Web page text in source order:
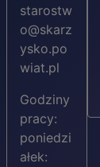
starostw
o@skarz
ysko.po
wiat.pl
Godziny
pracy:
poniedzi
ałek: